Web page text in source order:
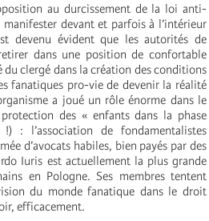
au durcissement de la loi anti-
devant et parfois à l’intérieur
devenu évident que les autorités de
dans une position de confortable
clergé dans la création des conditions
fanatiques pro-vie de devenir la réalité
a joué un rôle énorme dans le
des « enfants dans la phase
: l’association de fondamentalistes
d’avocats habiles, bien payés par des
Iuris est actuellement la plus grande
en Pologne. Ses membres tentent
du monde fanatique dans le droit
efficacement.